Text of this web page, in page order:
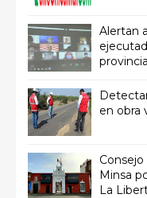
Alertan
en obra
Minsa
La